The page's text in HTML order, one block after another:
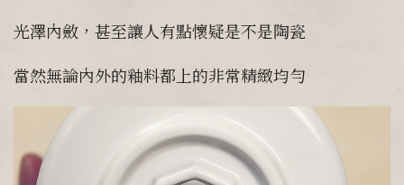
光澤內斂，甚至讓人有點懷疑是不是陶瓷
當然無論內外的釉料都上的非常精緻均勻